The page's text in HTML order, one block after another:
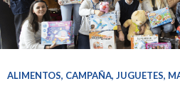
ALIMENTOS, CAMPAÑA, JUGUETES,